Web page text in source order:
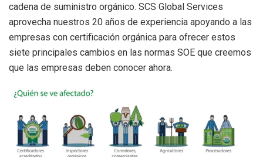
cadena de suministro orgánico. SCS Global Services
aprovecha nuestros 20 años de experiencia apoyando a las
empresas con certificación orgánica para ofrecer estos
siete principales cambios en las normas SOE que creemos
que las empresas deben conocer ahora.